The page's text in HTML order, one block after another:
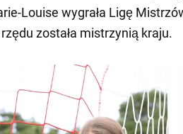
Louise wygrała Ligę
została mistrzynią kraju.